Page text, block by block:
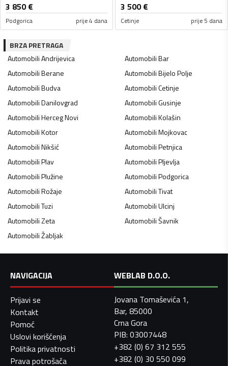
3 850€
Podgorica prije 4 dana
3 500€
Cetinje prije 5 dana
BRZA PRETRAGA
AutomobiliAndrijevica AutomobiliBar
AutomobiliBerane AutomobiliBijelo Polje
AutomobiliBudva AutomobiliCetinje
AutomobiliDanilovgrad AutomobiliGusinje
AutomobiliHerceg Novi AutomobiliKolašin
AutomobiliKotor AutomobiliMojkovac
AutomobiliNikšić AutomobiliPetnjica
AutomobiliPlav AutomobiliPljevlja
AutomobiliPlužine AutomobiliPodgorica
AutomobiliRožaje AutomobiliTivat
AutomobiliTuzi AutomobiliUlcinj
AutomobiliZeta AutomobiliŠavnik
AutomobiliŽabljak
NAVIGACIJA
Prijavi se
Kontakt
Pomoć
Uslovi korišćenja
Politika privatnosti
Prava potrošača
WEBLAB D.O.O.
Jovana Tomaševića 1,
Bar, 85000
Crna Gora
PIB: 03007448
+382 (0) 67 312 555
+382 (0) 30 550 099